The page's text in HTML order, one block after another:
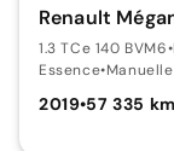
Renault
1.3 TCe 140 BVM6•
Essence•Manuelle
2019•57 335 km